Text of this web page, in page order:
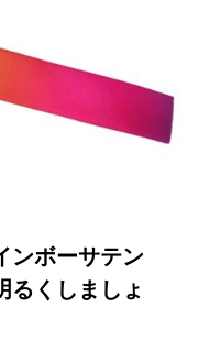
ンボーサテン
るくしましょ